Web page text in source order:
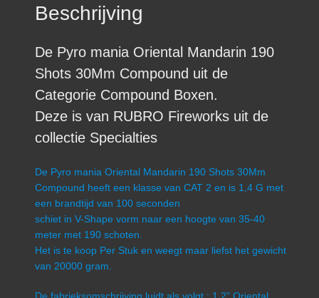
Beschrijving
De Pyro mania Oriental Mandarin 190
Shots 30Mm Compound uit de
Categorie Compound Boxen.
Deze is van RUBRO Fireworks uit de
collectie Specialties
De Pyro mania Oriental Mandarin 190 Shots 30Mm
Compound heeft een klasse van CAT 2 en is 1,4 G met
een brandtijd van 100 seconden
schiet in V-Shape vorm naar een hoogte van 35-40
meter met 190 schoten.
Het is te koop Per Stuk en weegt maar liefst het gewicht
van 20000 gram.